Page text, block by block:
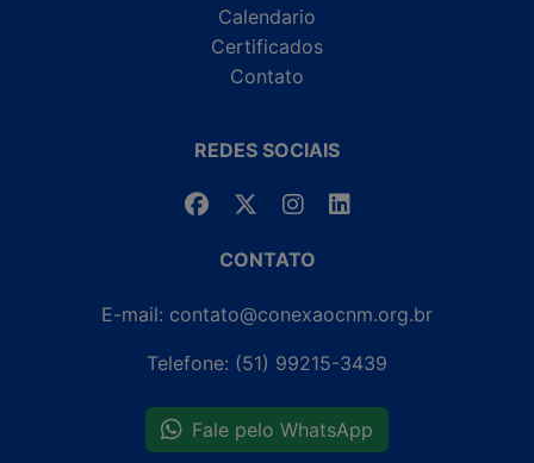
Calendario
Certificados
Contato
REDES SOCIAIS
CONTATO
E-mail: contato@conexaocnm.org.br
Telefone: (51) 99215-3439
Fale pelo WhatsApp